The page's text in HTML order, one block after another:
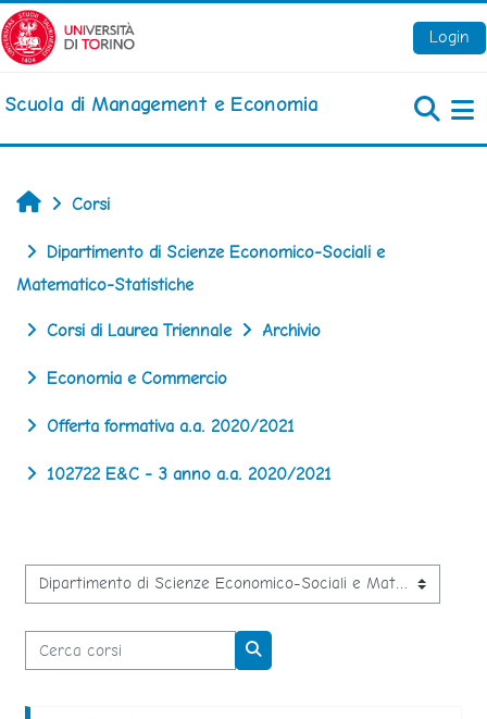
Vai al contenuto principale
Login
Scuola di Management e Economia
Home
Corsi
Dipartimento di Scienze Economico-Sociali e
Matematico-Statistiche
Corsi di Laurea Triennale Archivio
Economia e Commercio
Offerta formativa a.a. 2020/2021
102722 E&C - 3 anno a.a. 2020/2021
Categorie di corso
Cerca corsi